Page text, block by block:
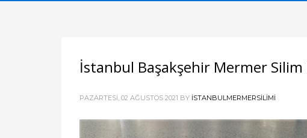
İstanbul Başakşehir Mermer
PAZARTESI, 02 AĞUSTOS 2021 BY ISTANBULMERMERSILIMI